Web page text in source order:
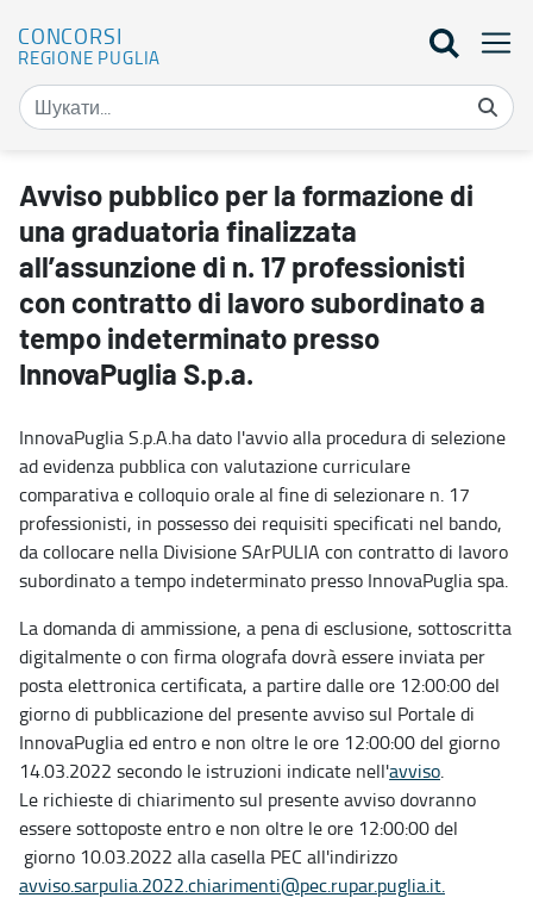
CONCORSI
REGIONE PUGLIA
Avviso pubblico per la formazione di una graduatoria finalizzata
Avviso pubblico per la formazione di
una graduatoria finalizzata
all’assunzione di n. 17 professionisti
con contratto di lavoro subordinato a
tempo indeterminato presso
InnovaPuglia S.p.a.
InnovaPuglia S.p.A.ha dato l'avvio alla procedura di selezione
ad evidenza pubblica con valutazione curriculare
comparativa e colloquio orale al fine di selezionare n. 17
professionisti, in possesso dei requisiti specificati nel bando,
da collocare nella Divisione SArPULIA con contratto di lavoro
subordinato a tempo indeterminato presso InnovaPuglia spa.
La domanda di ammissione, a pena di esclusione, sottoscritta
digitalmente o con firma olografa dovrà essere inviata per
posta elettronica certificata, a partire dalle ore 12:00:00 del
giorno di pubblicazione del presente avviso sul Portale di
InnovaPuglia ed entro e non oltre le ore 12:00:00 del giorno
14.03.2022 secondo le istruzioni indicate nell'avviso.
Le richieste di chiarimento sul presente avviso dovranno
essere sottoposte entro e non oltre le ore 12:00:00 del
giorno 10.03.2022 alla casella PEC all'indirizzo
avviso.sarpulia.2022.chiarimenti@pec.rupar.puglia.it.